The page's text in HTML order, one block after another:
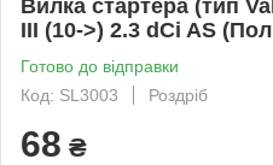
Вилка стартера (тип
III (10->) 2.3 dCi AS
Готово до відправки
Код: SL3003
Роздріб
68 ₴